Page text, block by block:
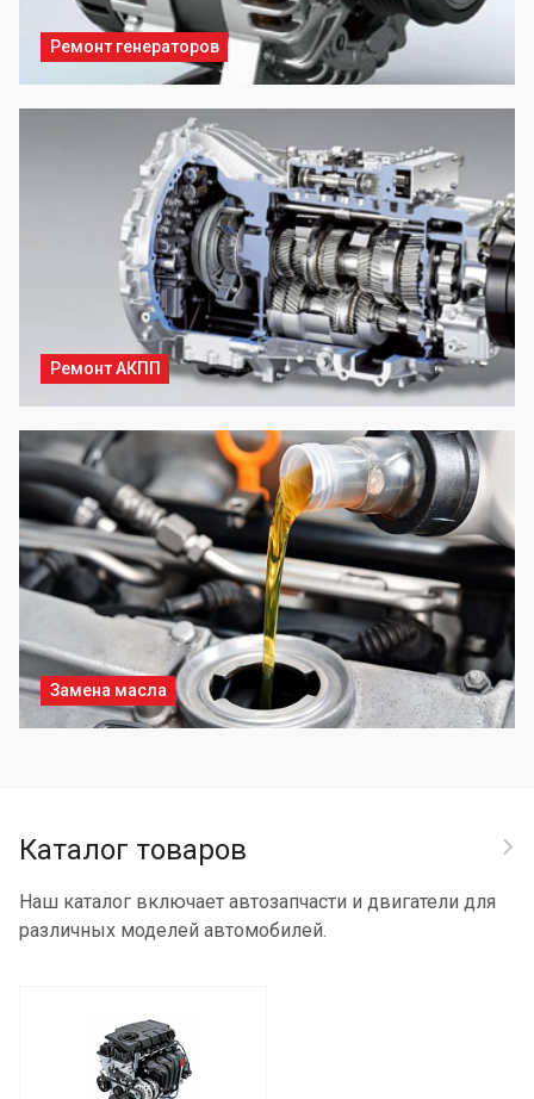
Ремонт генераторов
Ремонт АКПП
Замена масла
Каталог товаров
Наш каталог включает автозапчасти и двигатели для
различных моделей автомобилей.